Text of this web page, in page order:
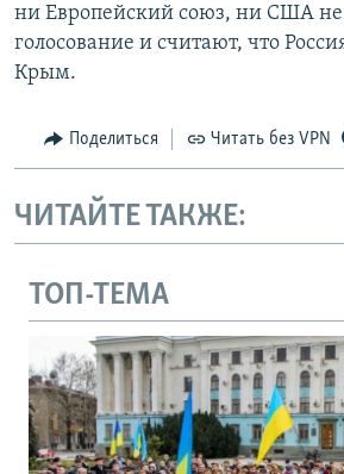
ни Европейский союз, ни США
голосование и считают, что
Крым.
Поделиться Читать без VPN
ЧИТАЙТЕ ТАКЖЕ:
ТОП-ТЕМА